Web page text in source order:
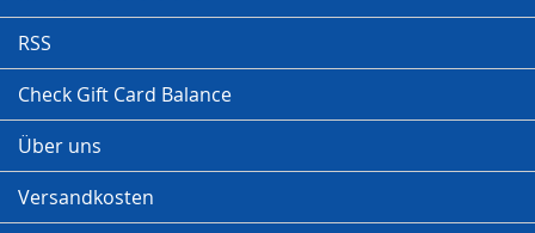
RSS
Check Gift Card Balance
Über uns
Versandkosten